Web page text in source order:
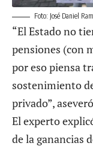
Foto: José Daniel
“El Estado no
pensiones (con
por eso piensa
sostenimiento
privado”,
El experto
de la ganancias